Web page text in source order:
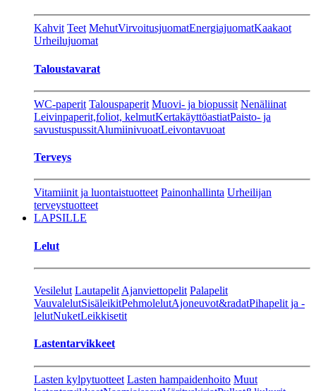
Kahvit Teet MehutVirvoitusjuomatEnergiajuomatKaakaot
Urheilujuomat
Taloustavarat
WC-paperit Talouspaperit Muovi- ja biopussit Nenäliinat
Leivinpaperit,foliot, kelmutKertakäyttöastiatPaisto- ja
savustuspussitAlumiinivuoatLeivontavuoat
Terveys
Vitamiinit ja luontaistuotteet Painonhallinta Urheilijan
terveystuotteet
LAPSILLE
Lelut
Vesilelut Lautapelit Ajanviettopelit Palapelit
VauvalelutSisäleikitPehmolelutAjoneuvot&radatPihapelit ja -
lelutNuketLeikkisetit
Lastentarvikkeet
Lasten kylpytuotteet Lasten hampaidenhoito Muut